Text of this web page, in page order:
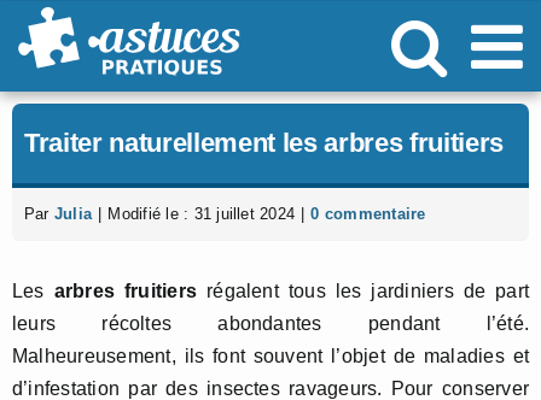
Passer
au
Traiter naturellement les arbres fruitiers
Par Julia Modifié le : 31 juillet 2024 0 commentaire
Les arbres fruitiers régalent tous les jardiniers de part
leurs récoltes abondantes pendant l’été.
Malheureusement, ils font souvent l’objet de maladies et
d’infestation par des insectes ravageurs. Pour conserver